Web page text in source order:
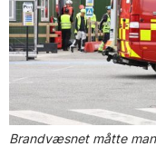
Brandvæsnet måtte